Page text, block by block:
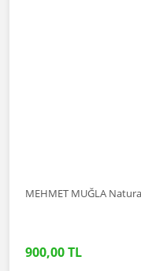
MEHMET MUĞLA
900,00 TL